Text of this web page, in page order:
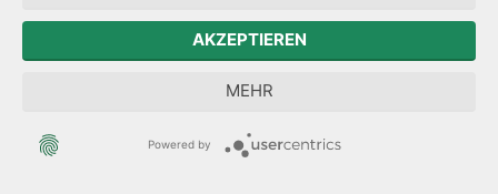
Petitionsausschusses eingereicht und können in
geeigneten Fällen gemäß § 3 Abs. 2 und 3 auf
Beschluss des Petitionsausschusses veröffentlicht
AKZEPTIEREN
MEHR
Powered by